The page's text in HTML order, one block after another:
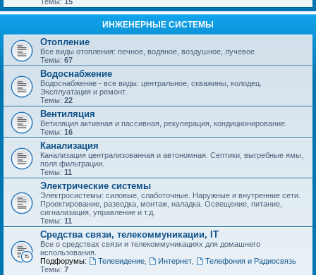
Темы: 15
ИНЖЕНЕРНЫЕ СИСТЕМЫ
Отопление
Все виды отопления: печное, водяное, воздушное, лучевое
Темы: 67
Водоснабжение
Водоснабжение - все виды: центральное, скважины, колодец.
Эксплуатация и ремонт.
Темы: 22
Вентиляция
Ветиляция активная и пассивная, рекуперация, кондиционирование.
Темы: 16
Канализация
Канализация централизованная и автономная. Септики, выгребные ямы,
поля фильтрации.
Темы: 11
Электрические системы
Электросистемы: силовые, слаботочные. Наружные и внутренние сети.
Проектирование, разводка, монтаж, наладка. Освещение, питание,
сигнализация, управление и т.д.
Темы: 11
Средства связи, телекоммуникации, IT
Все о средствах связи и телекоммуникациях для домашнего
использования.
Подфорумы:
Телевидение, Интернет,
Телефония и Радиосвязь
Темы: 7